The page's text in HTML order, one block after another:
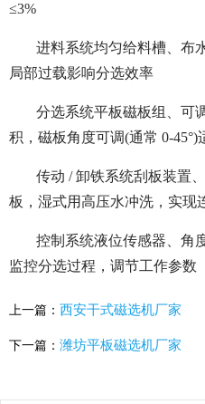
≤3%
进料系统均匀给料槽、布
局部过载影响分选效率
分选系统平板磁板组、可
积，磁板角度可调(通常 0-
传动 / 卸铁系统刮板装置
板，湿式用高压水冲洗，实现
控制系统液位传感器、角
监控分选过程，调节工作参数
上一篇： 西安干式磁选机厂家
下一篇： 潍坊平板磁选机厂家